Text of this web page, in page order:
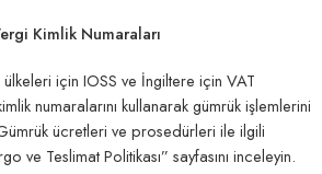
Kimlik Numaraları
için IOSS ve İngiltere için VAT
numaralarını kullanarak gümrük işlemlerini
ücretleri ve prosedürleri ile ilgili
ve Teslimat Politikası” sayfasını inceleyin.